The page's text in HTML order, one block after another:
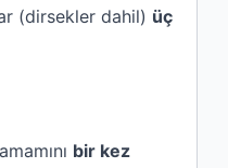
(dirsekler dahil) üç
bir kez